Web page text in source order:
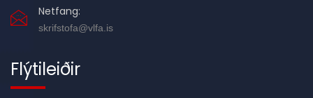
Netfang:
skrifstofa@vlfa.is
Flýtileiðir